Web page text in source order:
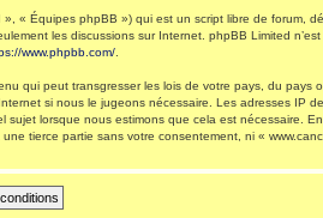
« Équipes phpBB ») qui est un script libre de forum,
les discussions sur Internet. phpBB Limited
www.phpbb.com/
qui peut transgresser les lois de votre pays, du pays
si nous le jugeons nécessaire. Les adresses IP
lorsque nous estimons que cela est nécessaire.
tierce partie sans votre consentement, ni «